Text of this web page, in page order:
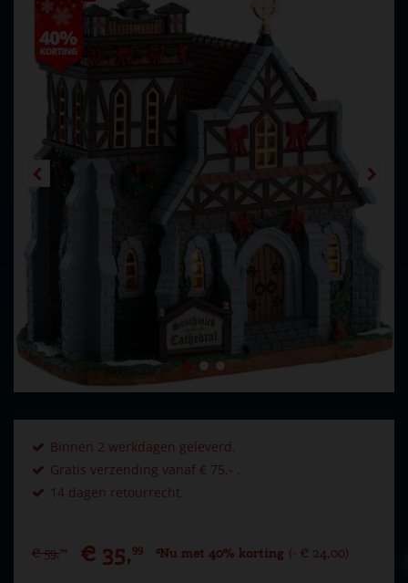
Binnen 2 werkdagen geleverd.
Gratis verzending vanaf € 75,- .
14 dagen retourrecht.
€ 59,99 € 35,99 Nu met 40% korting € 24,00